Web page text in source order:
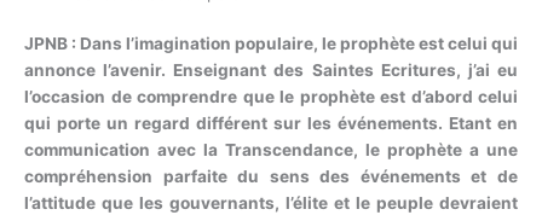
JPNB : Dans l’imagination populaire, le prophète est celui qui
annonce l’avenir. Enseignant des Saintes Ecritures, j’ai eu
l’occasion de comprendre que le prophète est d’abord celui
qui porte un regard différent sur les événements. Etant en
communication avec la Transcendance, le prophète a une
compréhension parfaite du sens des événements et de
l’attitude que les gouvernants, l’élite et le peuple devraient